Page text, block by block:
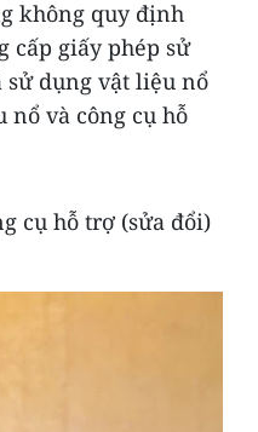
không quy định
cấp giấy phép sử
sử dụng vật liệu nổ
nổ và công cụ hỗ
cụ hỗ trợ (sửa đổi)